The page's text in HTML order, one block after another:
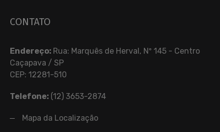
CONTATO
Endereço: Rua: Marquês de Herval, Nº 145 - Centro
Caçapava / SP
CEP: 12281-510
Telefone: (12) 3653-2874
Mapa da Localização